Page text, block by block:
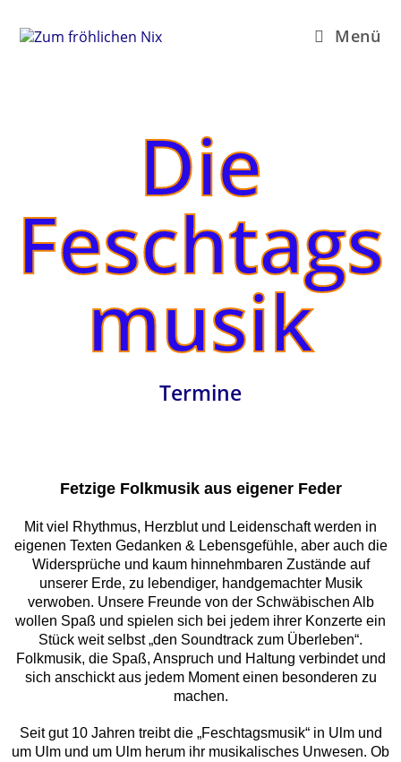
Menü
Die
Feschtags
musik
Termine
Fetzige Folkmusik aus eigener Feder
Mit viel Rhythmus, Herzblut und Leidenschaft werden in
eigenen Texten Gedanken & Lebensgefühle, aber auch die
Widersprüche und kaum hinnehmbaren Zustände auf
unserer Erde, zu lebendiger, handgemachter Musik
verwoben. Unsere Freunde von der Schwäbischen Alb
wollen Spaß und spielen sich bei jedem ihrer Konzerte ein
Stück weit selbst „den Soundtrack zum Überleben“.
Folkmusik, die Spaß, Anspruch und Haltung verbindet und
sich anschickt aus jedem Moment einen besonderen zu
machen.
Seit gut 10 Jahren treibt die „Feschtagsmusik“ in Ulm und
um Ulm und um Ulm herum ihr musikalisches Unwesen. Ob